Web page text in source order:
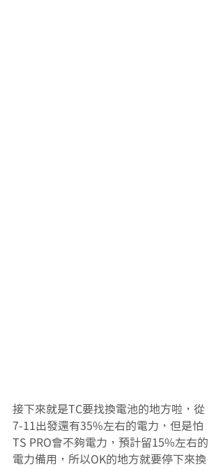
接下來就是TC要找換電池的地方啦，從
7-11出發還有35%左右的電力，但是怕
TS PRO會不夠電力，預計留15%左右的
電力備用，所以OK的地方就要停下來換